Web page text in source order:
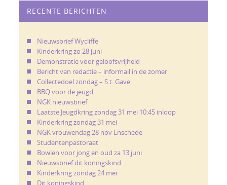
RECENTE BERICHTEN
Nieuwsbrief Wycliffe
Kinderkring zo 28 juni
Demonstratie voor geloofsvrijheid
Bericht van redactie – informail in de zomer
Collectedoel zondag – S.t. Gave
BBQ voor de jeugd
NGK nieuwsbrief
Laatste Jeugdkring zondag 31 mei 10:45 inloop
Kinderkring zondag 31 mei
NGK vrouwendag 28 nov Enschede
Studentenpastoraat
Bowlen voor jong en oud za 13 juni
Nieuwsbrief dit koningskind
Kinderkring zondag 24 mei
Dit koningskind